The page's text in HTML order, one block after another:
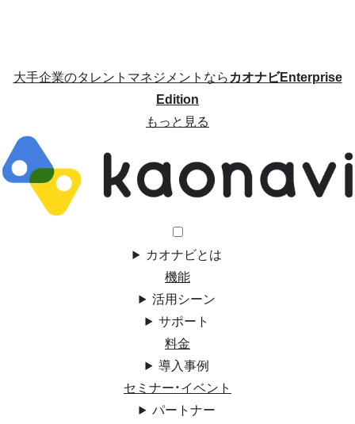
大手企業のタレントマネジメントならカオナビEnterprise
Edition
もっと見る
カオナビとは
機能
活用シーン
サポート
料金
導入事例
セミナー・イベント
パートナー